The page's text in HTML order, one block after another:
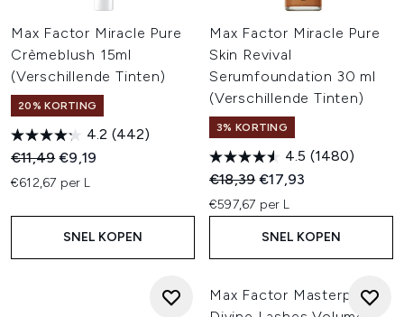
Max Factor Miracle Pure
Crèmeblush 15ml
(Verschillende Tinten)
20% KORTING
4.2 (442)
Recommended Retail Price:
€11,49Huidige prijs:
€9,19
€612,67 per L
SNEL KOPEN
Max Factor Miracle Pure
Skin Revival
Serumfoundation 30 ml
(Verschillende Tinten)
3% KORTING
4.5 (1480)
Recommended Retail Price:
€18,39Huidige prijs:
€17,93
€597,67 per L
SNEL KOPEN
Max Factor Masterpiece